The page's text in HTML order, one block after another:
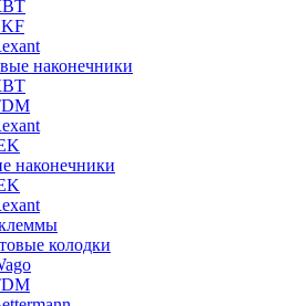
наконечники
наконечники
колодки